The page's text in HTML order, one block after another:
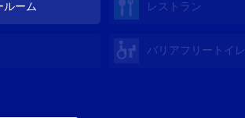
ルーム レストラン
バリアフリートイレ